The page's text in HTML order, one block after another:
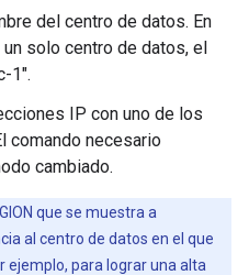
del centro de datos. En
solo centro de datos, el
1".
IP con uno de los
comando necesario
cambiado.
que se muestra a
al centro de datos en el que
ejemplo, para lograr una alta